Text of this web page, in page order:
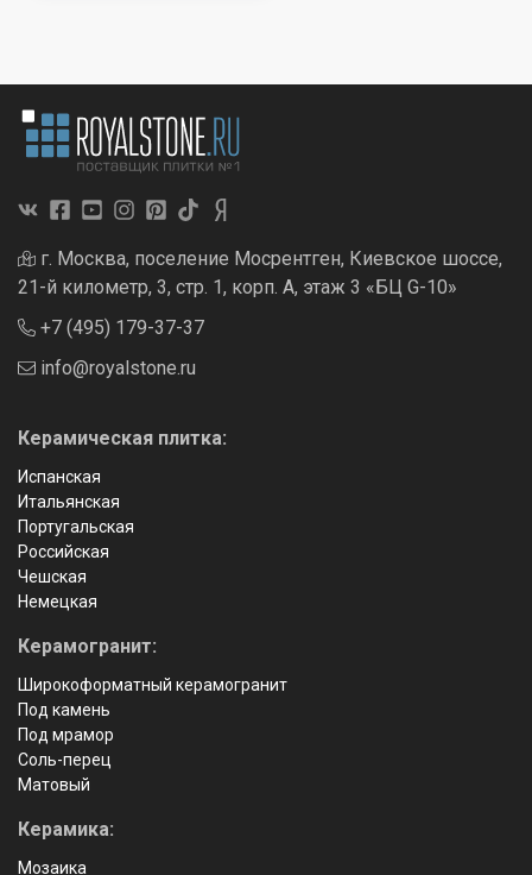
г. Москва, поселение Мосрентген, Киевское шоссе,
21-й километр, 3, стр. 1, корп. А, этаж 3 «БЦ G-10»
+7 (495) 179-37-37
info@royalstone.ru
Керамическая плитка:
Испанская
Итальянская
Португальская
Российская
Чешская
Немецкая
Керамогранит:
Широкоформатный керамогранит
Под камень
Под мрамор
Соль-перец
Матовый
Керамика:
Мозаика